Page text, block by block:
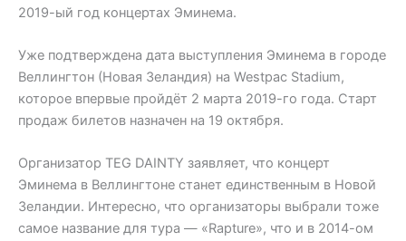
2019-ый год концертах Эминема.
Уже подтверждена дата выступления Эминема в городе
Веллингтон (Новая Зеландия) на Westpac Stadium,
которое впервые пройдёт 2 марта 2019-го года. Старт
продаж билетов назначен на 19 октября.
Организатор TEG DAINTY заявляет, что концерт
Эминема в Веллингтоне станет единственным в Новой
Зеландии. Интересно, что организаторы выбрали тоже
самое название для тура — «Rapture», что и в 2014-ом